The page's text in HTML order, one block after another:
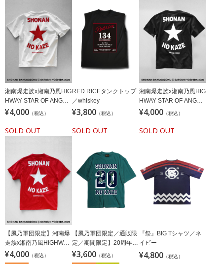
湘南爆走族x湘南乃風HIG
HWAY STAR OF ANGEL
Tシャツホワイト(ステッ
¥4,000 （税込）
SOLD OUT
RED RICEタンクトップ
／whiskey
¥3,800 （税込）
SOLD OUT
湘南爆走族x湘南乃風HIG
HWAY STAR OF ANGEL
Tシャツブラック(ステッ
¥4,000 （税込）
SOLD OUT
【風乃軍団限定】湘南爆
走族x湘南乃風HIGHWAY
STAR OF ANGELTシャツ
レッド(ステッカー付)
¥4,000 （税込）
【風乃軍団限定／通販限
定／期間限定】20周年記
念湘南乃風Tシャツ／20
周年記念湘南乃風Tシャ
¥3,600 （税込）
『祭』BIG Tシャツ／ネ
イビー
¥4,800 （税込）